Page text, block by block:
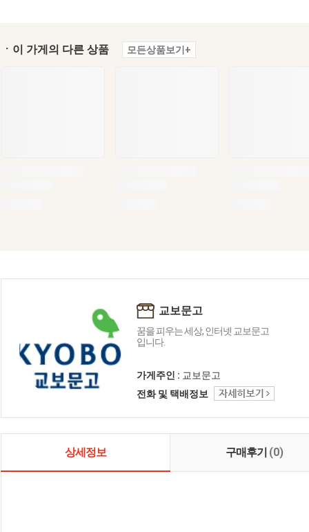
ㆍ이 가게의 다른 상품 모든상품보기+
교보문고
꿈을 피우는 세상, 인터넷 교보문고
입니다.
가게주인 : 교보문고
전화 및 택배정보
상세정보 구매후기 (0)